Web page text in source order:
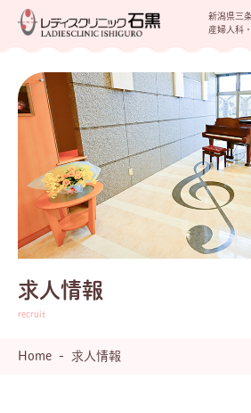
新潟県三
産婦人科
求人情報
Home 求人情報